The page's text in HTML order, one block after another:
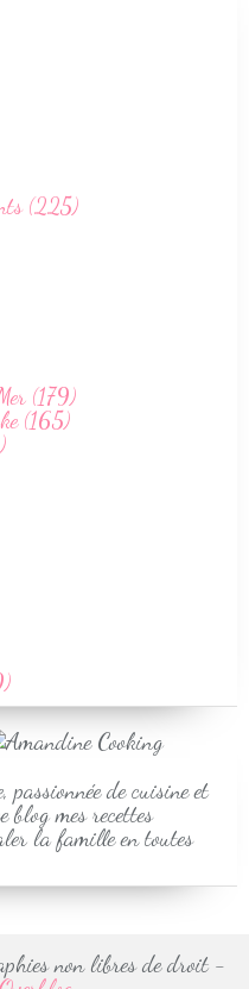
de cuisine et
blog mes recettes
la famille en toutes
(225)
(179)
(165)
non libres de droit -